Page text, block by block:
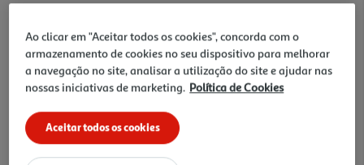
1,99 €
Notas de preparação
Ao clicar em "Aceitar todos os cookies", concorda com o
armazenamento de cookies no seu dispositivo para melhorar
a navegação no site, analisar a utilização do site e ajudar nas
nossas iniciativas de marketing. Política de Cookies
Aceitar todos os cookies